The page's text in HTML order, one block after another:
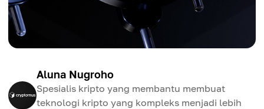
Aluna Nugroho
Spesialis kripto yang membantu membuat
teknologi kripto yang kompleks menjadi lebih